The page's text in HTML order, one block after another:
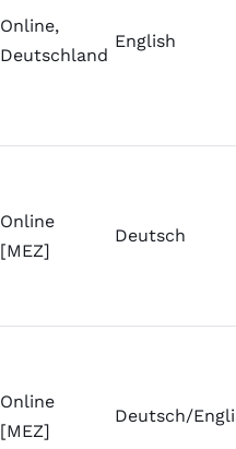
Online,
Deutschland
English
Online
[MEZ]
Deutsch
Online
[MEZ]
Deutsch/